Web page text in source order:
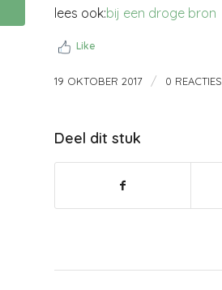
lees ook:bij een droge bron
Like
19 OKTOBER 2017 / 0 REACTIES
Deel dit stuk
VOELEN? door